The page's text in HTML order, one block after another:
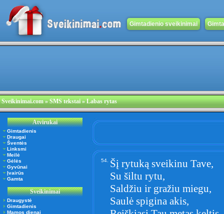
Gimtadienio sveikinimai
Sveikinimai.com» SMS tekstai » Labas rytas
Atvirukai
Gimtadienis
Draugai
Šventės
Linksmi
Meilė
Gėlės
Gyvūnai
Įvairūs
Gamta
Sveikinimai
Draugystė
Gimtadienis
Mamos dienai
54. Šį rytuką sveikinu Tave,
Su šiltu rytu,
Saldžiu ir gražiu miegu,
Saulė spigina akis,